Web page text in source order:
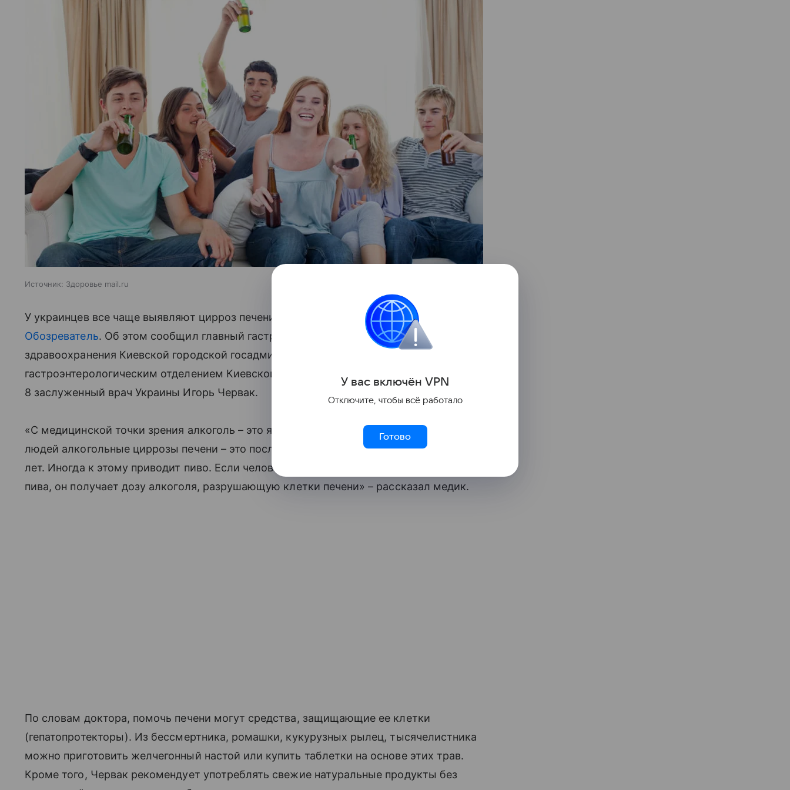
Источник: Здоровье mail.ru
У украинцев все чаще выявляют цирроз печени в возрасте 23-25 лет, пишет
Обозреватель. Об этом сообщил главный гастроэнтеролог Департамента
здравоохранения Киевской городской госадминистрации, заведующий
гастроэнтерологическим отделением Киевской городской клинической больницы №
8 заслуженный врач Украины Игорь Червак.
«С медицинской точки зрения алкоголь – это яд. Мы сегодня видим у 23—25-летних
людей алкогольные циррозы печени – это последствия употребления алкоголя с 15
лет. Иногда к этому приводит пиво. Если человек выпивает ежедневно по два литра
пива, он получает дозу алкоголя, разрушающую клетки печени» – рассказал медик.
По словам доктора, помочь печени могут средства, защищающие ее клетки
(гепатопротекторы). Из бессмертника, ромашки, кукурузных рылец, тысячелистника
можно приготовить желчегонный настой или купить таблетки на основе этих трав.
Кроме того, Червак рекомендует употреблять свежие натуральные продукты без
У вас включён VPN
Отключите, чтобы всё работало
Готово